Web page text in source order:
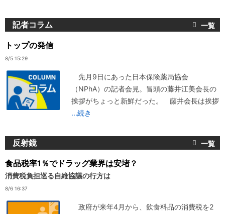
記者コラム
トップの発信
8/5 15:29
先月9日にあった日本保険薬局協会
（NPhA）の記者会見。冒頭の藤井江美会長の
挨拶がちょっと新鮮だった。 藤井会長は挨拶
...続き
反射鏡
食品税率1％でドラッグ業界は安堵？
消費税負担巡る自維協議の行方は
8/6 16:37
政府が来年4月から、飲食料品の消費税を2